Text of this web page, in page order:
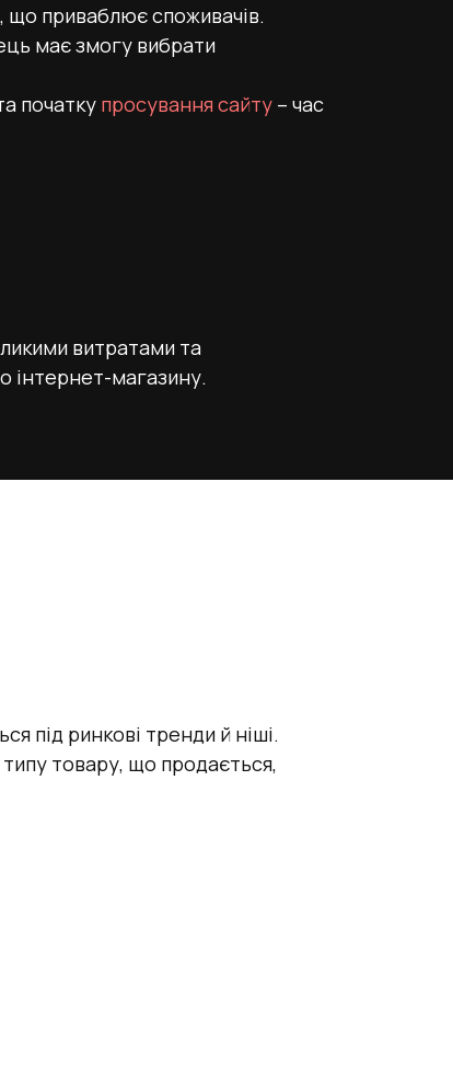
що приваблює споживачів.
має змогу вибрати
початку просування сайту – час
витратами та
інтернет-магазину.
під ринкові тренди й ніші.
товару, що продається,